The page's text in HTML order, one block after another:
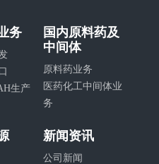
务
生产
国内原料药及
中间体
原料药业务
医药化工中间体业
务
新闻资讯
公司新闻